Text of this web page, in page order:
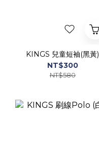
KINGS 兒童短袖(黑黃)
NT$300
NT$580